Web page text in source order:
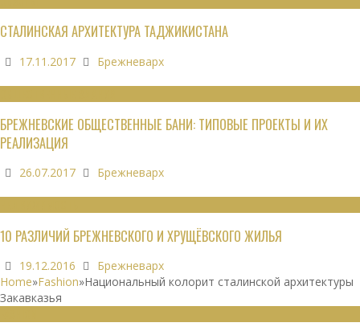
СТАЛИНСКАЯ АРХИТЕКТУРА ТАДЖИКИСТАНА
17.11.2017 Брежневарх
БРЕЖНЕВСКИЕ ОБЩЕСТВЕННЫЕ БАНИ: ТИПОВЫЕ ПРОЕКТЫ И ИХ
РЕАЛИЗАЦИЯ
26.07.2017 Брежневарх
10 РАЗЛИЧИЙ БРЕЖНЕВСКОГО И ХРУЩЁВСКОГО ЖИЛЬЯ
19.12.2016
Брежневарх
Home»Fashion»Национальный колорит сталинской архитектуры
Закавказья